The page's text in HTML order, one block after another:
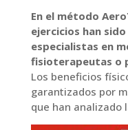
En el método
ejercicios han
especialistas en
fisioterapeutas o
Los beneficios
garantizados por
que han analizado